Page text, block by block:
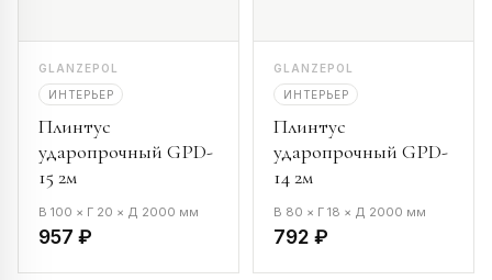
GLANZEPOL
ИНТЕРЬЕР
Плинтус
ударопрочный GPD-
15 2м
В 100 × Г 20 × Д 2000 мм
957 ₽
GLANZEPOL
ИНТЕРЬЕР
Плинтус
ударопрочный GPD-
14 2м
В 80 × Г 18 × Д 2000 мм
792 ₽